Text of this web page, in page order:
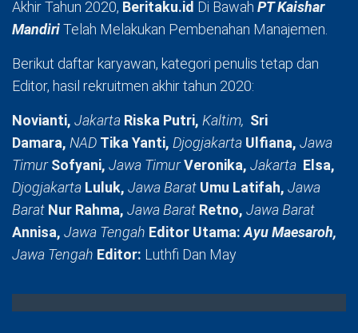
Akhir Tahun 2020, Beritaku.id Di Bawah PT Kaishar
MandiriTelah Melakukan Pembenahan Manajemen.
Berikut daftar karyawan, kategori penulis tetap dan
Editor, hasil rekruitmen akhir tahun 2020:
Novianti, Jakarta Riska Putri, Kaltim, Sri
Damara, NAD Tika Yanti, Djogjakarta Ulfiana, Jawa
TimurSofyani, Jawa TimurVeronika, Jakarta Elsa,
Djogjakarta Luluk, Jawa Barat Umu Latifah, Jawa
Barat Nur Rahma, Jawa Barat Retno, Jawa Barat
Annisa, Jawa Tengah Editor Utama:Ayu Maesaroh,
Jawa Tengah Editor: Luthfi Dan May